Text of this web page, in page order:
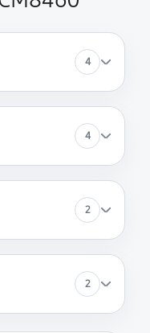
4
4
2
2